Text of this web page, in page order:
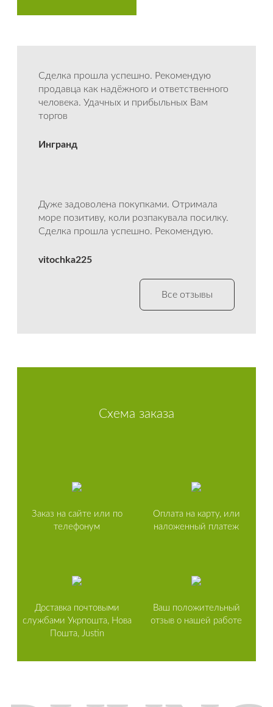
Сделка прошла успешно. Рекомендую
продавца как надёжного и ответственного
человека. Удачных и прибыльных Вам
торгов
Ингранд
Дуже задоволена покупками. Отримала
море позитиву, коли розпакувала посилку.
Сделка прошла успешно. Рекомендую.
vitochka225
Все отзывы
Схема заказа
Заказ на сайте или по
телефонум
Оплата на карту, или
наложенный платеж
Доставка почтовыми
службами Укрпошта, Нова
Пошта, Justin
Ваш положительный
отзыв о нашей работе